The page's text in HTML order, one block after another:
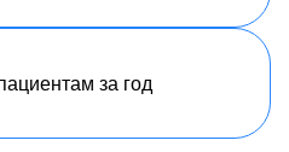
за год